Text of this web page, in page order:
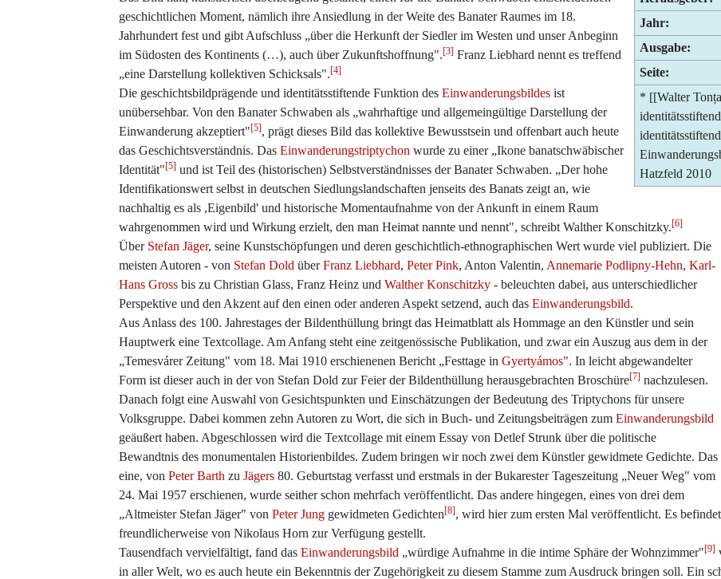
Jahr:
Ausgabe:
Seite:
* [[Walter
Hatzfeld 2010
geschichtlichen Moment, nämlich ihre Ansiedlung in der Weite des Banater Raumes im 18.
Jahrhundert fest und gibt Aufschluss „über die Herkunft der Siedler im Westen und unser Anbeginn
im Südosten des Kontinents (…), auch über Zukunftshoffnung".[3] Franz Liebhard nennt es treffend
„eine Darstellung kollektiven Schicksals".[4]
Die geschichtsbildprägende und identitätsstiftende Funktion des Einwanderungsbildes ist
unübersehbar. Von den Banater Schwaben als „wahrhaftige und allgemeingültige Darstellung der
Einwanderung akzeptiert"[5], prägt dieses Bild das kollektive Bewusstsein und offenbart auch heute
das Geschichtsverständnis. Das Einwanderungstriptychon wurde zu einer „Ikone banatschwäbischer
Identität"[5] und ist Teil des (historischen) Selbstverständnisses der Banater Schwaben. „Der hohe
Identifikationswert selbst in deutschen Siedlungslandschaften jenseits des Banats zeigt an, wie
nachhaltig es als ,Eigenbild' und historische Momentaufnahme von der Ankunft in einem Raum
wahrgenommen wird und Wirkung erzielt, den man Heimat nannte und nennt", schreibt Walther Konschitzky.[6]
Über Stefan Jäger, seine Kunstschöpfungen und deren geschichtlich-ethnographischen Wert wurde viel publiziert. Die
meisten Autoren - von Stefan Dold überFranz Liebhard, Peter Pink, Anton Valentin, Annemarie Podlipny-Hehn, Karl-
Hans Gross bis zu Christian Glass, Franz Heinz und Walther Konschitzky - beleuchten dabei, aus unterschiedlicher
Perspektive und den Akzent auf den einen oder anderen Aspekt setzend, auch das Einwanderungsbild.
Aus Anlass des 100. Jahrestages der Bildenthüllung bringt das Heimatblatt als Hommage an den Künstler und sein
Hauptwerk eine Textcollage. Am Anfang steht eine zeitgenössische Publikation, und zwar ein Auszug aus dem in der
„Temesvárer Zeitung" vom 18. Mai 1910 erschienenen Bericht „Festtage in Gyertyámos". In leicht abgewandelter
Form ist dieser auch in der von Stefan Dold zur Feier der Bildenthüllung herausgebrachten Broschüre[7] nachzulesen.
Danach folgt eine Auswahl von Gesichtspunkten und Einschätzungen der Bedeutung des Triptychons für unsere
Volksgruppe. Dabei kommen zehn Autoren zu Wort, die sich in Buch- und Zeitungsbeiträgen zum Einwanderungsbild
geäußert haben. Abgeschlossen wird die Textcollage mit einem Essay von Detlef Strunk über die politische
Bewandtnis des monumentalen Historienbildes. Zudem bringen wir noch zwei dem Künstler gewidmete Gedichte. Das
eine, von Peter Barth zu Jägers 80. Geburtstag verfasst und erstmals in der Bukarester Tageszeitung „Neuer Weg" vom
24. Mai 1957 erschienen, wurde seither schon mehrfach veröffentlicht. Das andere hingegen, eines von drei dem
„Altmeister Stefan Jäger" von Peter Jung gewidmeten Gedichten[8], wird hier zum ersten Mal veröffentlicht. Es
freundlicherweise von Nikolaus Horn zur Verfügung gestellt.
Tausendfach vervielfältigt, fand das Einwanderungsbild „würdige Aufnahme in die intime Sphäre der Wohnzimmer"[9]
in aller Welt, wo es auch heute ein Bekenntnis der Zugehörigkeit zu diesem Stamme zum Ausdruck bringen soll. Ein